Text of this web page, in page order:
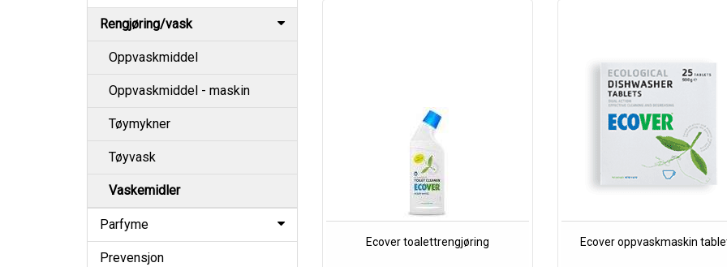
Rengjøring/vask
Oppvaskmiddel
Oppvaskmiddel - maskin
Tøymykner
Tøyvask
Vaskemidler
Parfyme
Prevensjon
Ecover toalettrengjøring Ecover oppvaskmaskin